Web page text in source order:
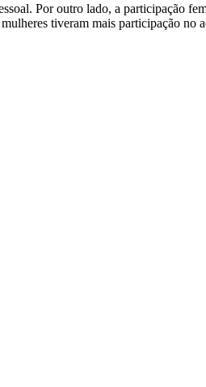
Por outro lado, a participação
tiveram mais participação no